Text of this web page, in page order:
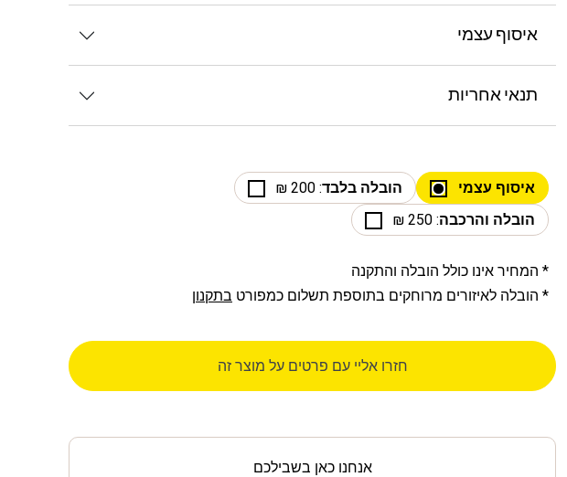
איסוף עצמי
תנאי אחריות
איסוף עצמי הובלה בלבד: 200 ₪
הובלה והרכבה: 250 ₪
* המחיר אינו כולל הובלה והתקנה
* הובלה לאיזורים מרוחקים בתוספת תשלום כמפורט בתקנון
חזרו אליי עם פרטים על מוצר זה
אנחנו כאן בשבילכם